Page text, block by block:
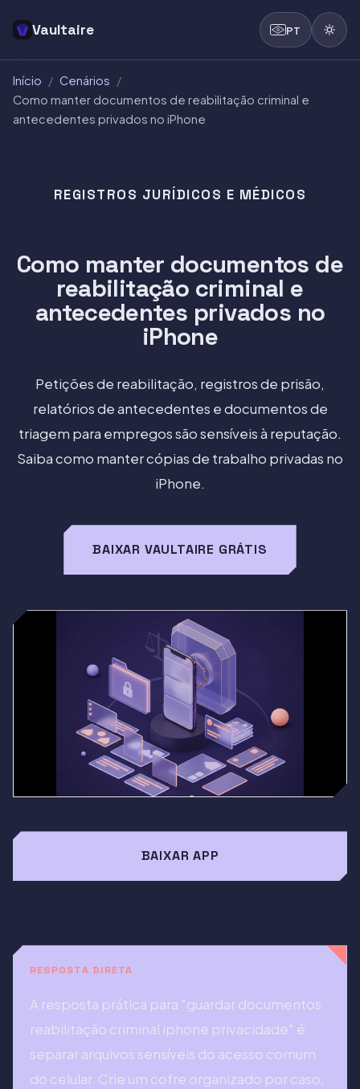
Vaultaire PT
Início / Cenários /
Como manter documentos de reabilitação criminal e
antecedentes privados no iPhone
REGISTROS JURÍDICOS E MÉDICOS
Como manter documentos de
reabilitação criminal e
antecedentes privados no
iPhone
Petições de reabilitação, registros de prisão,
relatórios de antecedentes e documentos de
triagem para empregos são sensíveis à reputação.
Saiba como manter cópias de trabalho privadas no
iPhone.
BAIXAR VAULTAIRE GRÁTIS
BAIXAR APP
RESPOSTA DIRETA
A resposta prática para "guardar documentos
reabilitação criminal iphone privacidade" é
separar arquivos sensíveis do acesso comum
do celular. Crie um cofre organizado por caso,